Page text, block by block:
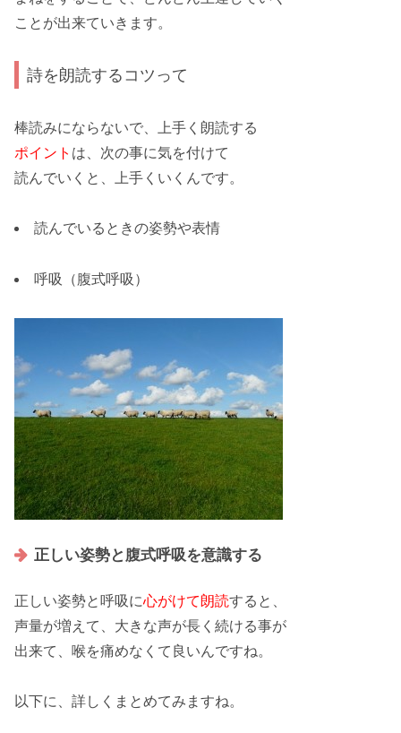
ことが出来ていきます。
詩を朗読するコツって
棒読みにならないで、 上手く朗読する
ポイント は、次の事に気を付けて
読んでいくと、上手くいくんです。
読んでいるときの姿勢や表情
呼吸（腹式呼吸）
正しい姿勢と腹式呼吸を意識する
正しい姿勢と 呼吸に心がけて朗読すると、
声量が増えて、大きな声が長く続ける事が
出来て、喉を痛めなくて良いんですね。
以下に、詳しくまとめてみますね。